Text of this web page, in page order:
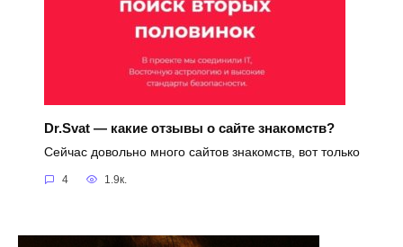
Dr.Svat — какие отзывы о сайте знакомств?
Сейчас довольно много сайтов знакомств, вот только
4 1.9к.